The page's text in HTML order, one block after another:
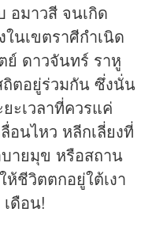
อมาวสี จนเกิด
ในเขตราศีกำเนิด
ดาวจันทร์ ราหู
ตอยู่ร่วมกัน ซึ่งนั่น
ะเวลาที่ควรแค่
อนไหว หลีกเลี่ยงที่
บายมุข หรือสถาน
ห้ชีวิตตกอยู่ใต้เงา
ดือน!